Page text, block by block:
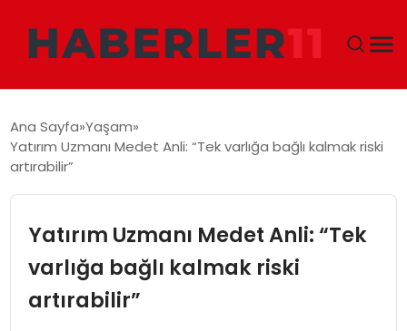
DÜNYA
TEKNOLOJI
Ana Sayfa Yaşam
Yatırım Uzmanı Medet Anli: “Tek varlığa bağlı kalmak riski
artırabilir”
Yatırım Uzmanı Medet Anli: “Tek
varlığa bağlı kalmak riski
artırabilir”